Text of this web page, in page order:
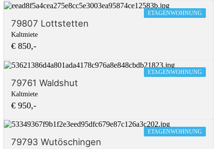
ETAGENWOHNUNG
79807 Lottstetten
Kaltmiete
€ 850,-
ETAGENWOHNUNG
79761 Waldshut
Kaltmiete
€ 950,-
ETAGENWOHNUNG
79793 Wutöschingen